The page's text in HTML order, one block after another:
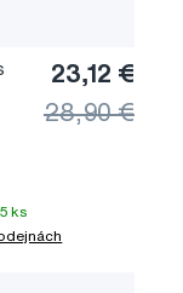
23,12 €
28,90 €
ks